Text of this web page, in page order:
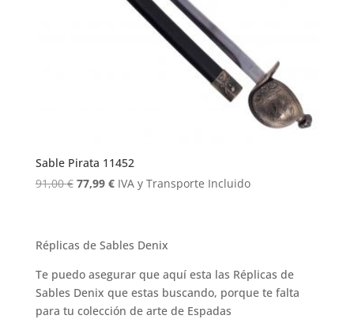
Sable Pirata 11452
91,00€ El
era:
77,99 €El
es:
IVA y Transporte Incluido
Réplicas de Sables Denix
Te puedo asegurar que aquí esta las Réplicas de
Sables Denix que estas buscando, porque te falta
para tu colección de arte de Espadas